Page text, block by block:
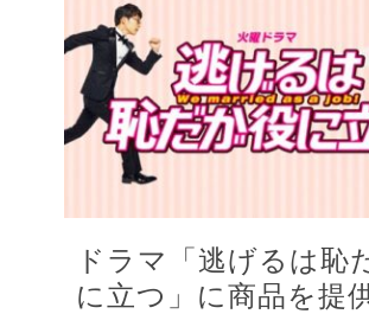
ドラマ「逃げるは恥
に立つ」に商品を提